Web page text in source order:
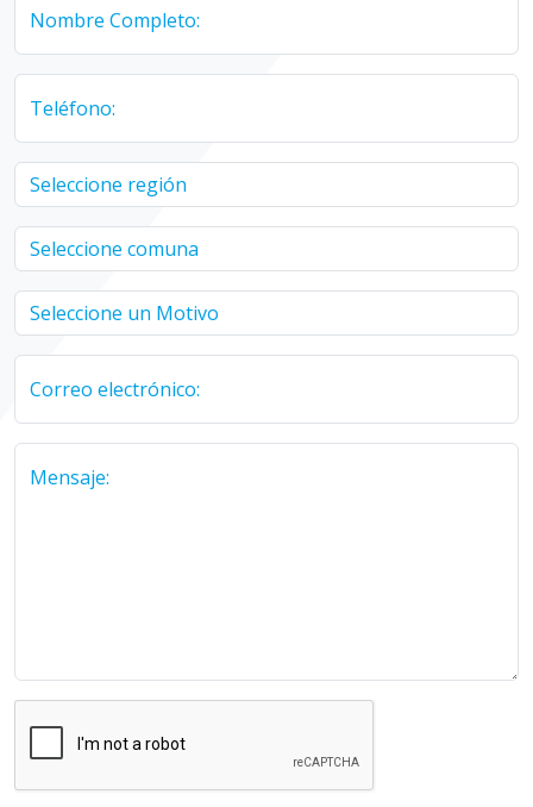
Nombre Completo:
Teléfono:
Correo electrónico:
Mensaje: